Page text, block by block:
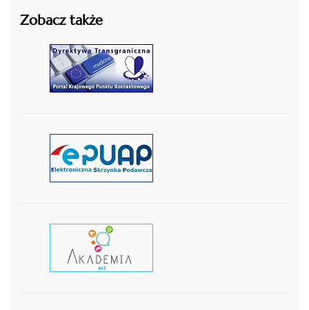
Zobacz także
czytaj więcej
czytaj więcej